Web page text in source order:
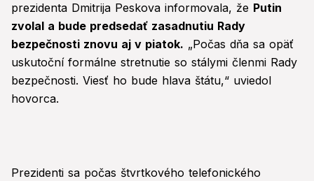
prezidenta Dmitrija Peskova informovala, že Putin
zvolal a bude predsedať zasadnutiu Rady
bezpečnosti znovu aj v piatok. „Počas dňa sa opäť
uskutoční formálne stretnutie so stálymi členmi Rady
bezpečnosti. Viesť ho bude hlava štátu,“ uviedol
hovorca.
Prezidenti sa počas štvrtkového telefonického